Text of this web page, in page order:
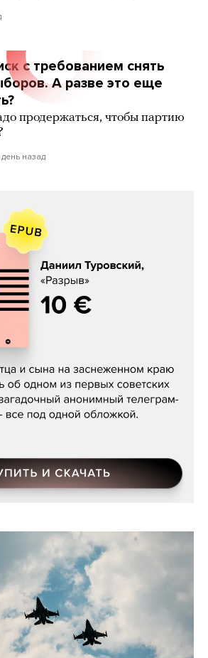
с требованием снять
А разве это еще
продержаться, чтобы партию
день назад
«Разрыв»